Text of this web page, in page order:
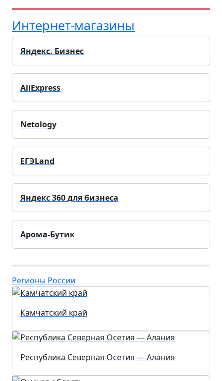
Интернет-магазины
Яндекс. Бизнес
AliExpress
Netology
ЕГЭLand
Яндекс 360 для бизнеса
Арома-Бутик
Регионы России
Камчатский край
Республика Северная Осетия — Алания